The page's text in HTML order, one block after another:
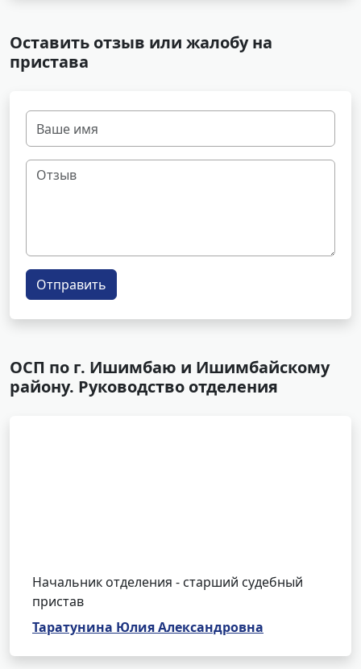
Оставить отзыв или жалобу на
пристава
Отправить
ОСП по г. Ишимбаю и Ишимбайскому
району. Руководство отделения
Начальник отделения - старший судебный
пристав
Таратунина Юлия Александровна